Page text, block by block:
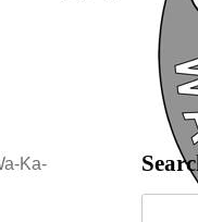
Ka-